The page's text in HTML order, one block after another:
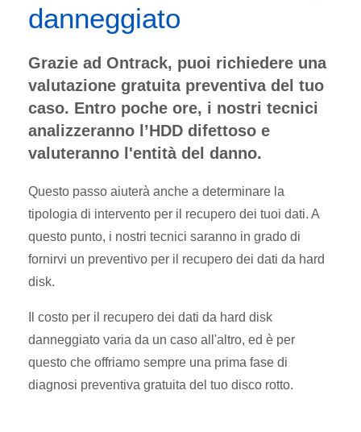
danneggiato
Grazie ad Ontrack, puoi richiedere una
valutazione gratuita preventiva del tuo
caso. Entro poche ore, i nostri tecnici
analizzeranno l’HDD difettoso e
valuteranno l'entità del danno.
Questo passo aiuterà anche a determinare la
tipologia di intervento per il recupero dei tuoi dati. A
questo punto, i nostri tecnici saranno in grado di
fornirvi un preventivo per il recupero dei dati da hard
disk.
Il costo per il recupero dei dati da hard disk
danneggiato varia da un caso all'altro, ed è per
questo che offriamo sempre una prima fase di
diagnosi preventiva gratuita del tuo disco rotto.